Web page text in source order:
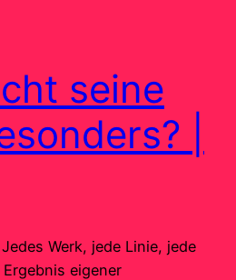
seine
|
Werk, jede Linie, jede
eigener